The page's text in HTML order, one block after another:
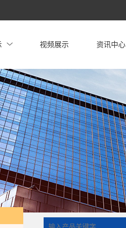
视频展示 资讯中心